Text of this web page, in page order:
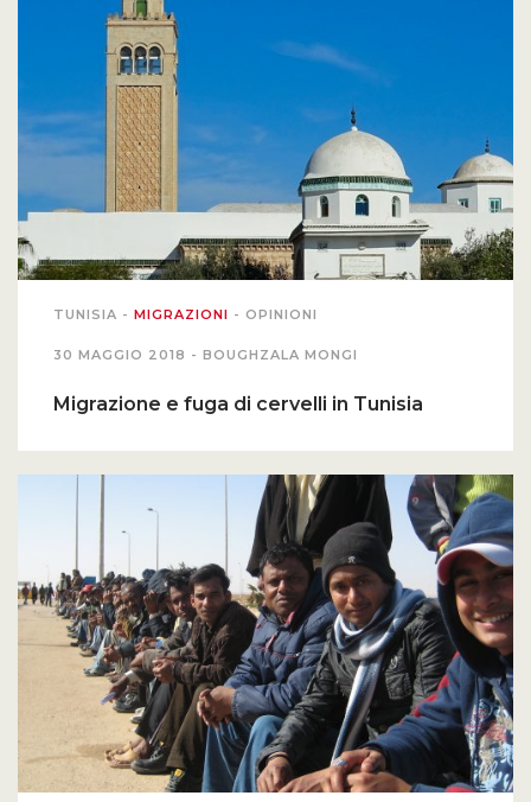
TUNISIA - MIGRAZIONI - OPINIONI
30 MAGGIO 2018 - BOUGHZALA MONGI
Migrazione e fuga di cervelli in Tunisia